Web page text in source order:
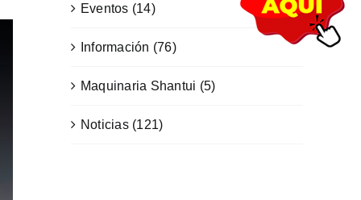
Eventos (14)
Información (76)
Maquinaria Shantui (5)
Noticias (121)